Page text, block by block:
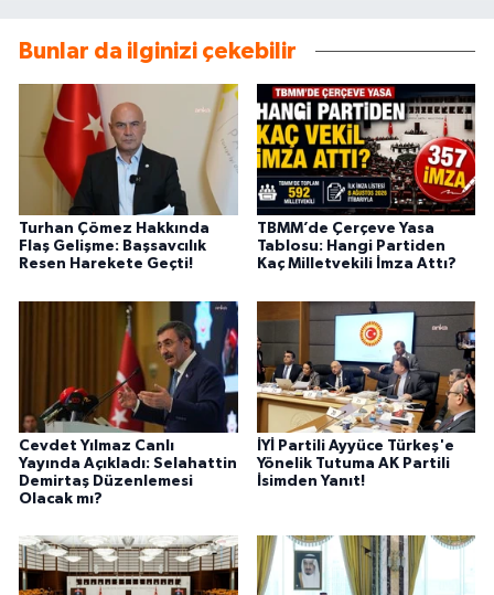
Bunlar da ilginizi çekebilir
Turhan Çömez Hakkında
Flaş Gelişme: Başsavcılık
Resen Harekete Geçti!
TBMM’de Çerçeve Yasa
Tablosu: Hangi Partiden
Kaç Milletvekili İmza Attı?
Cevdet Yılmaz Canlı
Yayında Açıkladı: Selahattin
Demirtaş Düzenlemesi
Olacak mı?
İYİ Partili Ayyüce Türkeş'e
Yönelik Tutuma AK Partili
İsimden Yanıt!